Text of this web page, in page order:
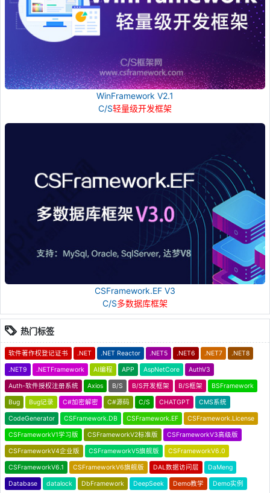
WinFramework V2.1
C/S轻量级开发框架
CSFramework.EF V3
C/S多数据库框架
热门标签
软件著作权登记证书 .NET .NET Reactor .NET5 .NET6 .NET7 .NET8
.NET9 .NETFramework AI编程 APP AspNetCore AuthV3
Auth-软件授权注册系统 Axios B/S B/S开发框架 B/S框架 BSFramework
Bug Bug记录 C#加密解密 C#源码 C/S CHATGPT CMS系统
CodeGenerator CSFramework.DB CSFramework.EF CSFramework.License
CSFrameworkV1学习版 CSFrameworkV2标准版 CSFrameworkV3高级版
CSFrameworkV4企业版 CSFrameworkV5旗舰版 CSFrameworkV6.0
CSFrameworkV6.1 CSFrameworkV6旗舰版 DAL数据访问层 DaMeng
Database datalock DbFramework DeepSeek Demo教学 Demo实例